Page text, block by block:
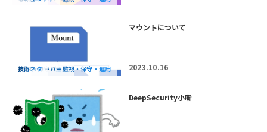
AWS・保守・運用
MSP・サーバー監視・保守・運用
技術ネタ
マウントについて
2023.10.16
DeepSecurity小噺